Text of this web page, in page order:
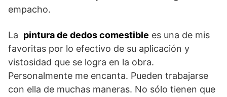
empacho.
La pintura de dedos comestible es una de mis
favoritas por lo efectivo de su aplicación y
vistosidad que se logra en la obra.
Personalmente me encanta. Pueden trabajarse
con ella de muchas maneras. No sólo tienen que